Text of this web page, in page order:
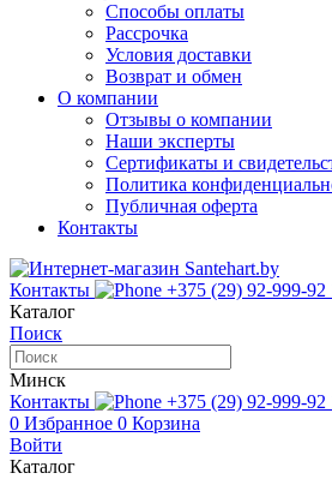
Способы оплаты
Рассрочка
Условия доставки
Возврат и обмен
О компании
Отзывы о компании
Наши эксперты
Сертификаты и
Политика
Публичная оферта
Контакты
Контакты +375 (29) 92-999-92
Каталог
Поиск
Минск
Контакты
+375 (29) 92-999-92
0 Избранное 0 Корзина
Войти
Каталог